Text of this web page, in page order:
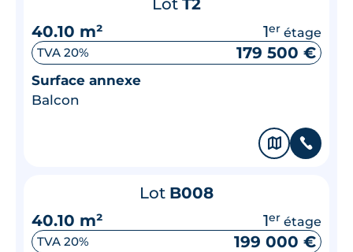
40.10 m²
1er étage
TVA 20% 179 500 €
Surface annexe
Balcon
🗞 📞
Lot B008
40.10 m²
1er étage
TVA 20% 199 000 €